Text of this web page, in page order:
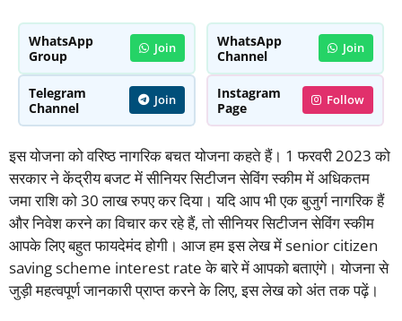
WhatsApp
Group
Join
WhatsApp
Channel
Join
Telegram
Channel
Join
Instagram
Page
Follow
इस योजना को वरिष्ठ नागरिक बचत योजना कहते हैं। 1 फरवरी 2023 को
सरकार ने केंद्रीय बजट में सीनियर सिटीजन सेविंग स्कीम में अधिकतम
जमा राशि को 30 लाख रुपए कर दिया। यदि आप भी एक बुजुर्ग नागरिक हैं
और निवेश करने का विचार कर रहे हैं, तो सीनियर सिटीजन सेविंग स्कीम
आपके लिए बहुत फायदेमंद होगी। आज हम इस लेख में senior citizen
saving scheme interest rate के बारे में आपको बताएंगे। योजना से
जुड़ी महत्वपूर्ण जानकारी प्राप्त करने के लिए, इस लेख को अंत तक पढ़ें।